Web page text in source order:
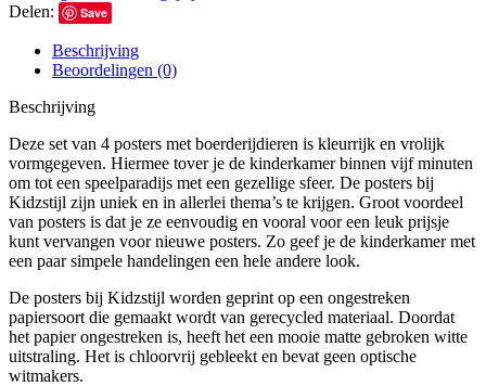
Delen:
Save
Beschrijving
Beoordelingen (0)
Beschrijving
Deze set van 4 posters met boerderijdieren is kleurrijk en vrolijk
vormgegeven. Hiermee tover je de kinderkamer binnen vijf minuten
om tot een speelparadijs met een gezellige sfeer. De posters bij
Kidzstijl zijn uniek en in allerlei thema’s te krijgen. Groot voordeel
van posters is dat je ze eenvoudig en vooral voor een leuk prijsje
kunt vervangen voor nieuwe posters. Zo geef je de kinderkamer met
een paar simpele handelingen een hele andere look.
De posters bij Kidzstijl worden geprint op een ongestreken
papiersoort die gemaakt wordt van gerecycled materiaal. Doordat
het papier ongestreken is, heeft het een mooie matte gebroken witte
uitstraling. Het is chloorvrij gebleekt en bevat geen optische
witmakers.